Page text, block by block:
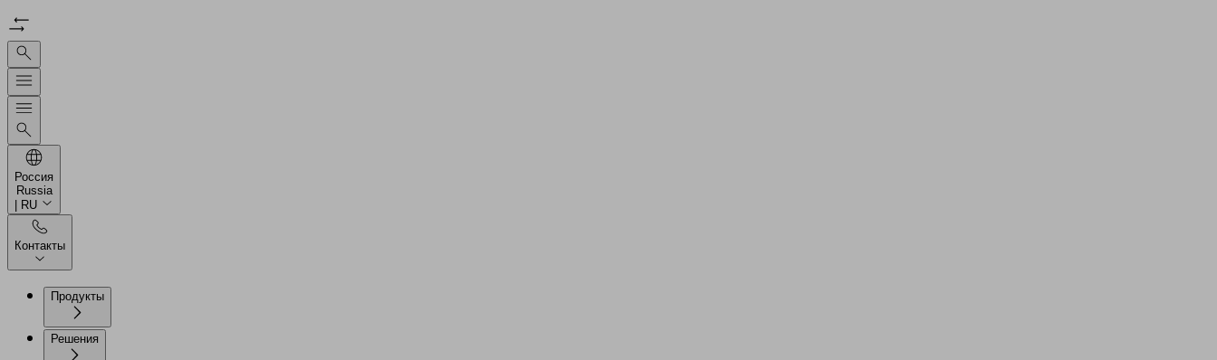
Россия
Russia
| RU
Контакты
Продукты
Решения